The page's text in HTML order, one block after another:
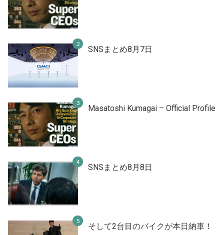
SNSまとめ8月7日
Masatoshi Kumagai – Official Profile
SNSまとめ8月8日
そして2台目のバイクが本日納車！